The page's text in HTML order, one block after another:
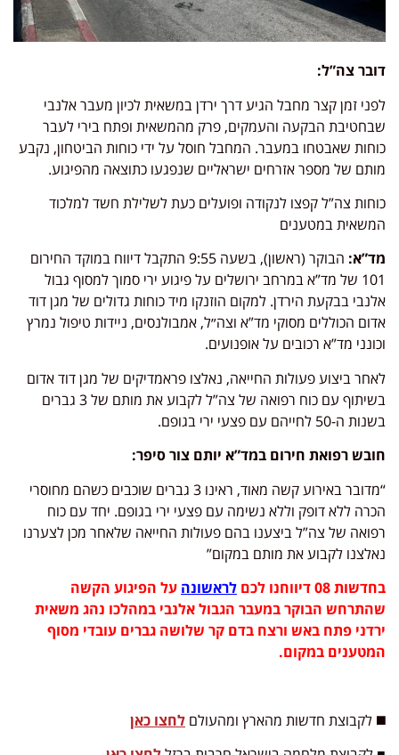
דובר צה”ל:
לפני זמן קצר מחבל הגיע דרך ירדן במשאית לכיון מעבר אלנבי
שבחטיבת הבקעה והעמקים, פרק מהמשאית ופתח בירי לעבר
כוחות שאבטחו במעבר. המחבל חוסל על ידי כוחות הביטחון, נקבע
מותם של מספר אזרחים ישראליים שנפגעו כתוצאה מהפיגוע.
כוחות צה”ל קפצו לנקודה ופועלים כעת לשלילת חשד למלכוד
המשאית במטענים
מד”א:
הבוקר (ראשון), בשעה 9:55 התקבל דיווח במוקד החירום
101 של מד”א במרחב ירושלים על פיגוע ירי סמוך למסוף גבול
אלנבי בבקעת הירדן. למקום הוזנקו מיד כוחות גדולים של מגן דוד
אדום הכוללים מסוקי מד”א וצה״ל, אמבולנסים, ניידות טיפול נמרץ
וכונני מד”א רכובים על אופנועים.
לאחר ביצוע פעולות החייאה, נאלצו פראמדיקים של מגן דוד אדום
בשיתוף עם כוח רפואה של צה”ל לקבוע את מותם של 3 גברים
בשנות ה-50 לחייהם עם פצעי ירי בגופם.
חובש רפואת חירום במד”א יותם צור סיפר:
“מדובר באירוע קשה מאוד, ראינו 3 גברים שוכבים כשהם מחוסרי
הכרה ללא דופק וללא נשימה עם פצעי ירי בגופם. יחד עם כוח
רפואה של צה”ל ביצענו בהם פעולות החייאה שלאחר מכן לצערנו
נאלצנו לקבוע את מותם במקום”
בחדשות 08 דיווחנו לכם
לראשונה על הפיגוע הקשה
שהתרחש הבוקר במעבר הגבול אלנבי במהלכו נהג משאית
ירדני פתח באש ורצח בדם קר שלושה גברים עובדי מסוף
המטענים במקום.
◼️ לקבוצת חדשות מהארץ ומהעולם לחצו כאן